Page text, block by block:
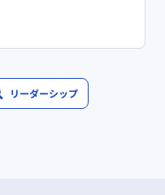
リーダーシップ